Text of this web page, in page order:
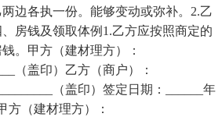
边各执一份。能够变动或弥补。2.乙
房钱及领取体例1.乙方应按照商定的
。甲方（建材理方）：
（盖印）乙方（商户）：
（盖印）签定日期：______年
方（建材理方）：